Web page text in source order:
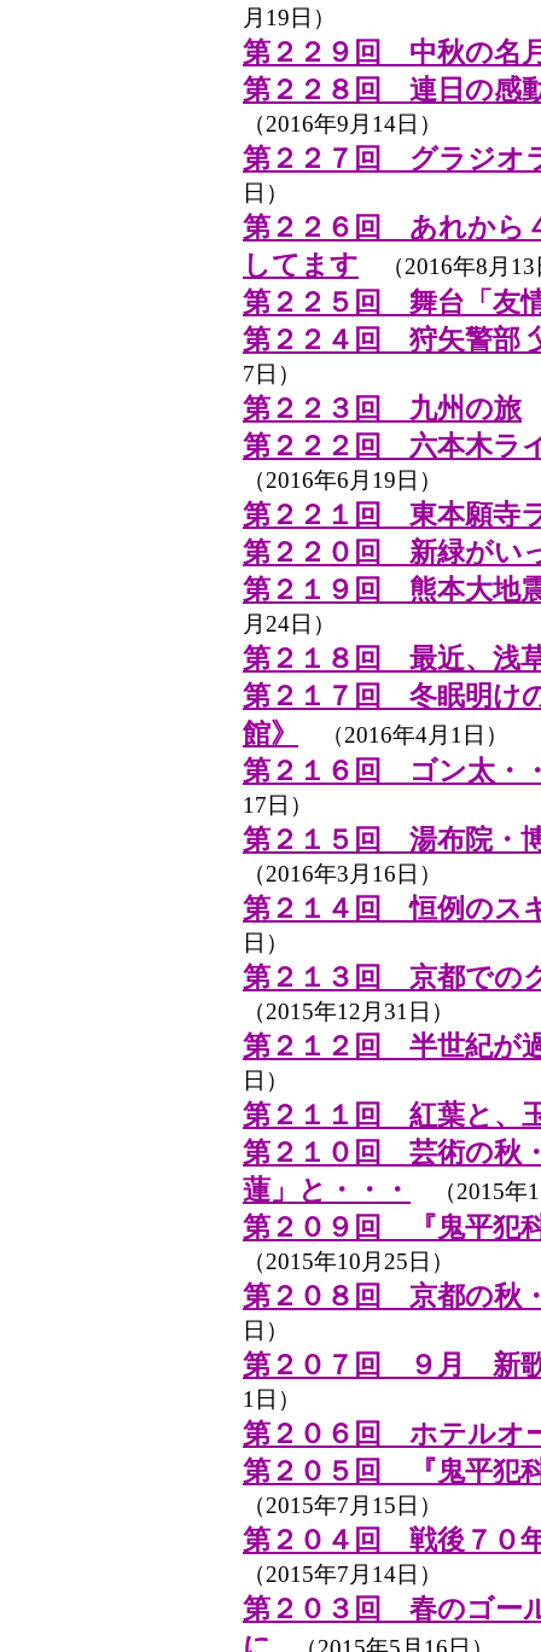
月19日）
第２２９回 中秋の名
第２２８回 連日の感
（2016年9月14日）
第２２７回 グラジオ
日）
第２２６回 あれから
してます （2016年8月13
第２２５回 舞台「友
第２２４回 狩矢警部
7日）
第２２３回 九州の旅
第２２２回 六本木
（2016年6月19日）
第２２１回 東本願寺
第２２０回 新緑がい
第２１９回 熊本大地
月24日）
第２１８回 最近、浅
第２１７回 冬眠明け
館》
（2016年4月1日）
第２１６回 ゴン太・
17日）
第２１５回 湯布院・
（2016年3月16日）
第２１４回 恒例のス
日）
第２１３回 京都での
（2015年12月31日）
第２１２回 半世紀が
日）
第２１１回 紅葉と、
第２１０回 芸術の秋
蓮」と・・・
（2015年
第２０９回 『鬼平犯
（2015年10月25日）
第２０８回 京都の秋
日）
第２０７回 ９月 新
1日）
第２０６回 ホテルオ
第２０５回 『鬼平犯
（2015年7月15日）
第２０４回 戦後７０
（2015年7月14日）
第２０３回 春のゴー